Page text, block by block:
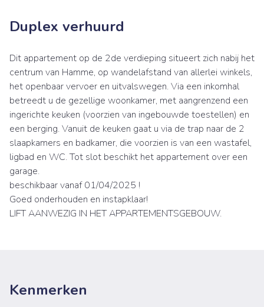
Duplex verhuurd
Dit appartement op de 2de verdieping situeert zich nabij het
centrum van Hamme, op wandelafstand van allerlei winkels,
het openbaar vervoer en uitvalswegen. Via een inkomhal
betreedt u de gezellige woonkamer, met aangrenzend een
ingerichte keuken (voorzien van ingebouwde toestellen) en
een berging. Vanuit de keuken gaat u via de trap naar de 2
slaapkamers en badkamer, die voorzien is van een wastafel,
ligbad en WC. Tot slot beschikt het appartement over een
garage.
beschikbaar vanaf 01/04/2025 !
Goed onderhouden en instapklaar!
LIFT AANWEZIG IN HET APPARTEMENTSGEBOUW.
Kenmerken